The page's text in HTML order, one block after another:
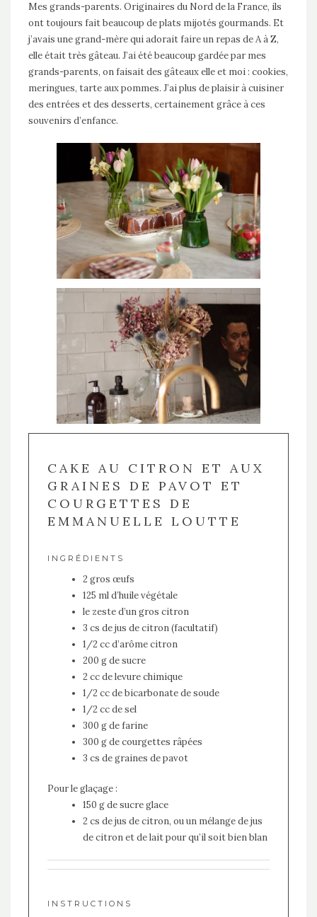
Mes grands-parents. Originaires du Nord de la France, ils
ont toujours fait beaucoup de plats mijotés gourmands. Et
j’avais une grand-mère qui adorait faire un repas de A à Z,
elle était très gâteau. J’ai été beaucoup gardée par mes
grands-parents, on faisait des gâteaux elle et moi : cookies,
meringues, tarte aux pommes. J’ai plus de plaisir à cuisiner
des entrées et des desserts, certainement grâce à ces
souvenirs d’enfance.
CAKE AU CITRON ET AUX
GRAINES DE PAVOT ET
COURGETTES DE
EMMANUELLE LOUTTE
INGRÉDIENTS
2 gros œufs
125 ml d’huile végétale
le zeste d’un gros citron
3 cs de jus de citron (facultatif)
1/2 cc d’arôme citron
200 g de sucre
2 cc de levure chimique
1/2 cc de bicarbonate de soude
1/2 cc de sel
300 g de farine
300 g de courgettes râpées
3 cs de graines de pavot
Pour le glaçage :
150 g de sucre glace
2 cs de jus de citron, ou un mélange de jus
de citron et de lait pour qu’il soit bien blan
INSTRUCTIONS